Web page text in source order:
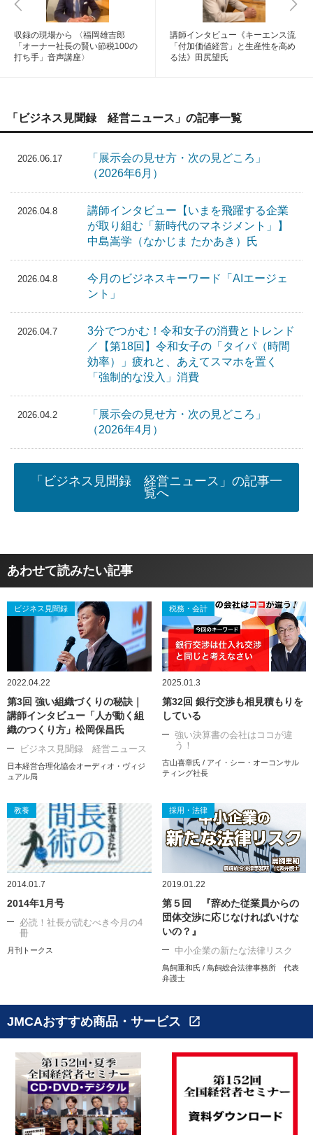
収録の現場から 〈福岡雄吉郎
「オーナー社長の賢い節税100の
打ち手」音声講座〉
講師インタビュー《キーエンス流
「付加価値経営」と生産性を高め
る法》田尻望氏
「ビジネス見聞録 経営ニュース」の記事一覧
2026.06.17
「展示会の見せ方・次の見どころ」
（2026年6月）
2026.04.8
講師インタビュー【いまを飛躍する企業
が取り組む「新時代のマネジメント」】
中島嵩学（なかじま たかあき）氏
2026.04.8
今月のビジネスキーワード「AIエージェ
ント」
2026.04.7
3分でつかむ！令和女子の消費とトレンド
／【第18回】令和女子の「タイパ（時間
効率）」疲れと、あえてスマホを置く
「強制的な没入」消費
2026.04.2
「展示会の見せ方・次の見どころ」
（2026年4月）
「ビジネス見聞録 経営ニュース」の記事一
覧へ
あわせて読みたい記事
ビジネス見聞録
2022.04.22
第3回 強い組織づくりの秘訣｜
講師インタビュー「人が動く組
織のつくり方」松岡保昌氏
ビジネス見聞録 経営ニュース
日本経営合理化協会オーディオ・ヴィジ
ュアル局
税務・会計
2025.01.3
第32回 銀行交渉も相見積もりを
している
強い決算書の会社はココが違
う！
古山喜章氏 / アイ・シー・オーコンサル
ティング社長
教養
2014.01.7
2014年1月号
必読！社長が読むべき今月の4
冊
月刊トークス
採用・法律
2019.01.22
第５回 『辞めた従業員からの
団体交渉に応じなければいけな
いの？』
中小企業の新たな法律リスク
鳥飼重和氏 / 鳥飼総合法律事務所 代表
弁護士
JMCAおすすめ商品・サービス open_in_new